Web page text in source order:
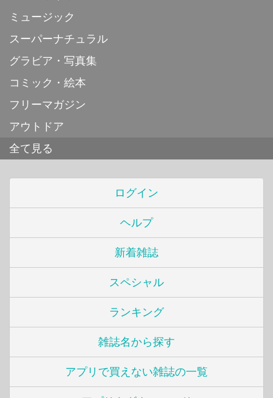
ミュージック
スーパーナチュラル
グラビア・写真集
コミック・絵本
フリーマガジン
アウトドア
全て見る
ログイン
ヘルプ
新着雑誌
スペシャル
ランキング
雑誌名から探す
アプリで買えない雑誌の一覧